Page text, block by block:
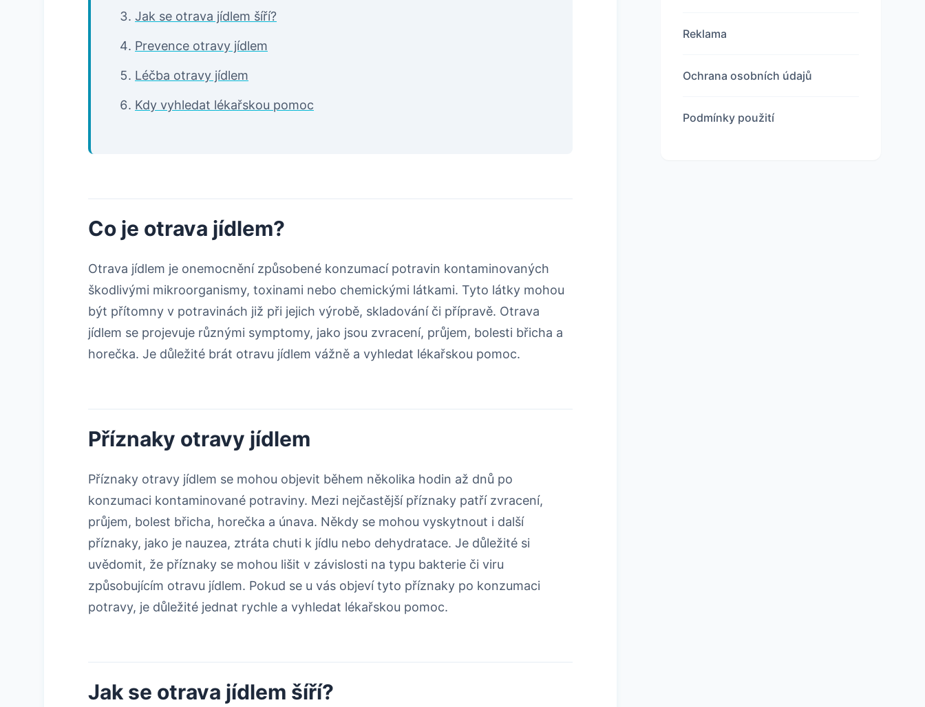
Jak se otrava jídlem šíří?
Prevence otravy jídlem
Léčba otravy jídlem
Kdy vyhledat lékařskou pomoc
Co je otrava jídlem?
Otrava jídlem je onemocnění způsobené konzumací potravin kontaminovaných
škodlivými mikroorganismy, toxinami nebo chemickými látkami. Tyto látky mohou
být přítomny v potravinách již při jejich výrobě, skladování či přípravě. Otrava
jídlem se projevuje různými symptomy, jako jsou zvracení, průjem, bolesti břicha a
horečka. Je důležité brát otravu jídlem vážně a vyhledat lékařskou pomoc.
Příznaky otravy jídlem
Příznaky otravy jídlem se mohou objevit během několika hodin až dnů po
konzumaci kontaminované potraviny. Mezi nejčastější příznaky patří zvracení,
průjem, bolest břicha, horečka a únava. Někdy se mohou vyskytnout i další
příznaky, jako je nauzea, ztráta chuti k jídlu nebo dehydratace. Je důležité si
uvědomit, že příznaky se mohou lišit v závislosti na typu bakterie či viru
způsobujícím otravu jídlem. Pokud se u vás objeví tyto příznaky po konzumaci
potravy, je důležité jednat rychle a vyhledat lékařskou pomoc.
Jak se otrava jídlem šíří?
Reklama
Ochrana osobních údajů
Podmínky použití